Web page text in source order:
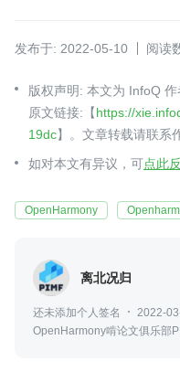
发布于: 2022-05-10 阅读
版权声明: 本文为 InfoQ 作
原文链接:【https://
19dc】。文章转载请联系
如对本文有异议，可点此
OpenHarmony
离北况归
还未添加个人签名
2022-
OpenHarmony啃论文俱乐部